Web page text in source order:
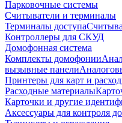
Парковочные системы
Считыватели и терминалы
Терминалы доступа
Контроллеры для СКУД
Домофонная система
Комплекты домофонии
вызывные панели
Принтеры для карт и
Расходные материалы
Карточки и другие
Аксессуары для контроля